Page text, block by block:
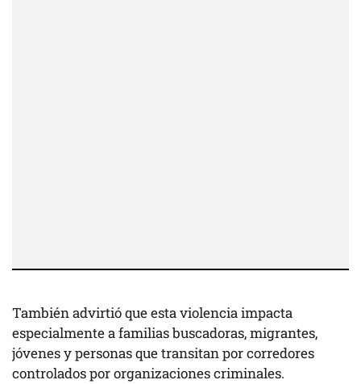
También advirtió que esta violencia impacta
especialmente a familias buscadoras, migrantes,
jóvenes y personas que transitan por corredores
controlados por organizaciones criminales.